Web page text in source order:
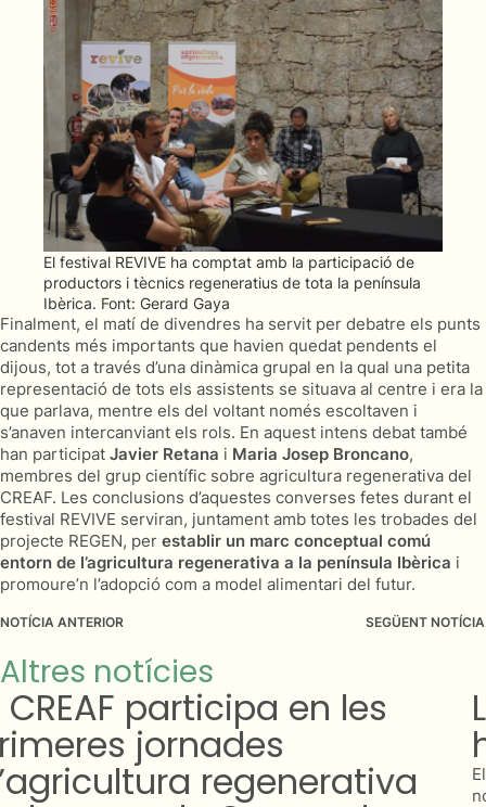
El festival REVIVE ha comptat amb la participació de
productors i tècnics regeneratius de tota la península
Ibèrica. Font: Gerard Gaya
Finalment, el matí de divendres ha servit per debatre els punts
candents més importants que havien quedat pendents el
dijous, tot a través d’una dinàmica grupal en la qual una petita
representació de tots els assistents se situava al centre i era la
que parlava, mentre els del voltant només escoltaven i
s’anaven intercanviant els rols. En aquest intens debat també
han participat Javier Retana i Maria Josep Broncano,
membres del grup científic sobre agricultura regenerativa del
CREAF. Les conclusions d’aquestes converses fetes durant el
festival REVIVE serviran, juntament amb totes les trobades del
projecte REGEN, per establir un marc conceptual comú
entorn de l’agricultura regenerativa a la península Ibèrica i
promoure’n l’adopció com a model alimentari del futur.
NOTÍCIA ANTERIOR SEGÜENT NOTÍCIA
Altres notícies
L’agricultura regenerativa
ha de ser ecològica?
El CREAF participa en un diàleg sectorial sobre la necessitat o
no d'apropar l'agricultura regenerativa i l'ecològica.